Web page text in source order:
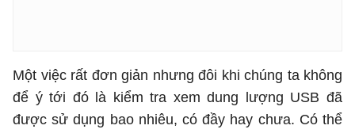
Một việc rất đơn giản nhưng đôi khi chúng ta không
để ý tới đó là kiểm tra xem dung lượng USB đã
được sử dụng bao nhiêu, có đầy hay chưa. Có thể